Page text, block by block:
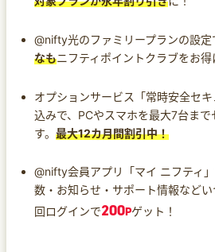
@nifty光のファミリープランの設定
なもニフティポイントクラブをお得
オプションサービス「常時安全セ
込みで、PCやスマホを最大7台まで
す。 最大12カ月間割引中！
@nifty会員アプリ「マイ ニフティ
数・お知らせ・サポート情報など
回ログインで200Pゲット！